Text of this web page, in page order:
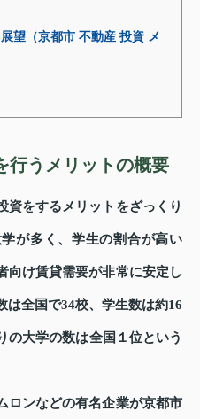
望（京都市 不動産 投資 メ
行うメリットの概要
資をするメリットをざっくり
が多く、学生の割合が高い
向け賃貸需要が非常に安定し
は全国で34校、学生数は約16
の大学の数は全国１位という
ロンなどの有名企業が京都市